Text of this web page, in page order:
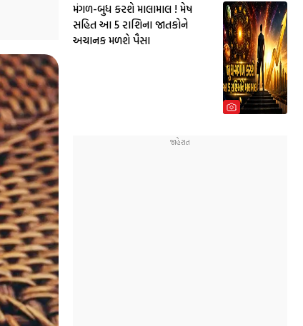
મંગળ-બુધ કરશે માલામાલ ! મેષ
સહિત આ 5 રાશિના જાતકોને
અચાનક મળશે પૈસા